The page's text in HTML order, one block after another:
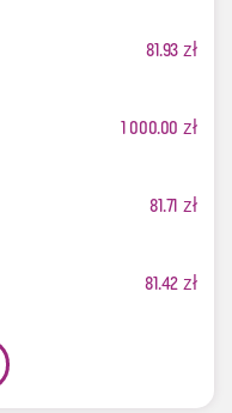
81.93zł
1 000.00 zł
81.71 zł
81.42zł